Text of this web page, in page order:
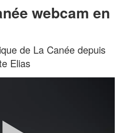
webcam en
de La Canée depuis
Elias